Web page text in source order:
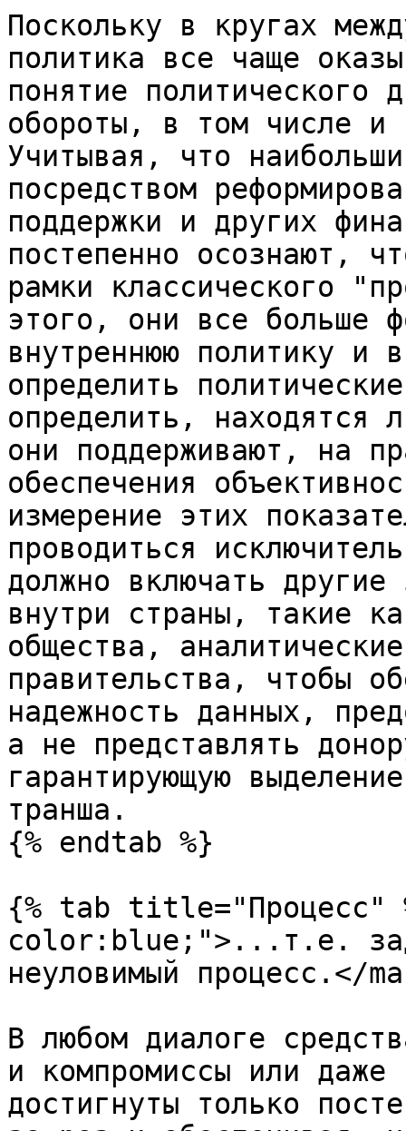
Поскольку в кругах
политика все чаще
понятие политического
обороты, в том числе и
Учитывая, что
посредством
поддержки и других
постепенно осознают,
рамки классического
этого, они все больше
внутреннюю политику и
определить
определить, находятся
они поддерживают, на
обеспечения
измерение этих
проводиться
должно включать другие
внутри страны, такие
общества,
правительства, чтобы
надежность данных,
а не представлять
гарантирующую
транша.
{% endtab %}
{% tab title="Процесс"
color:blue;">...т.е.
неуловимый процесс.</
В любом диалоге
и компромиссы или даже
достигнуты только